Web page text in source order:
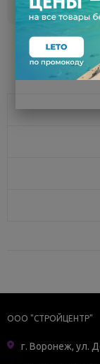
ООО "СТРОЙЦЕНТР"
г. Воронеж, ул.